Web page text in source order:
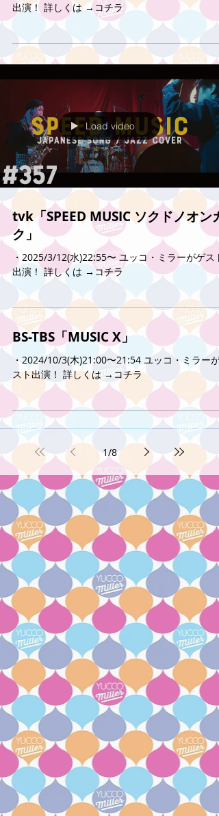
出演！ 詳しくは →コチラ
Load video
tvk「SPEED MUSIC ソクドノオンガ
ク」
・2025/3/12(水)22:55〜 ユッコ・ミラーがゲスト
出演！ 詳しくは →コチラ
BS-TBS「MUSIC X」
・2024/10/3(木)21:00〜21:54 ユッコ・ミラーが
スト出演！ 詳しくは →コチラ
1/8